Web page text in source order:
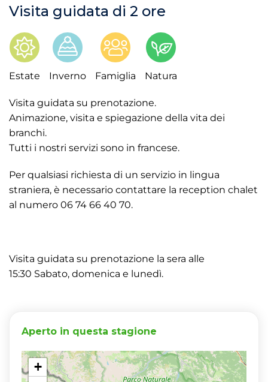
Visita guidata di 2 ore
Estate Inverno Famiglia Natura
Visita guidata su prenotazione.
Animazione, visita e spiegazione della vita dei
branchi.
Tutti i nostri servizi sono in francese.
Per qualsiasi richiesta di un servizio in lingua
straniera, è necessario contattare la reception chalet
al numero 06 74 66 40 70.
Visita guidata su prenotazione la sera alle
15:30 Sabato, domenica e lunedì.
Aperto in questa stagione
+